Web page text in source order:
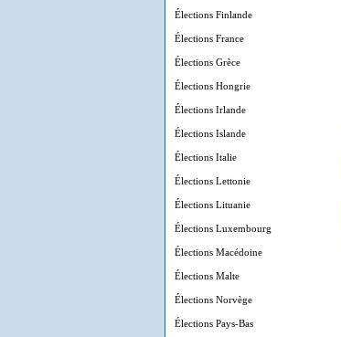
Élections Finlande
Élections France
Élections Grèce
Élections Hongrie
Élections Irlande
Élections Islande
Élections Italie
Élections Lettonie
Élections Lituanie
Élections Luxembourg
Élections Macédoine
Élections Malte
Élections Norvège
Élections Pays-Bas